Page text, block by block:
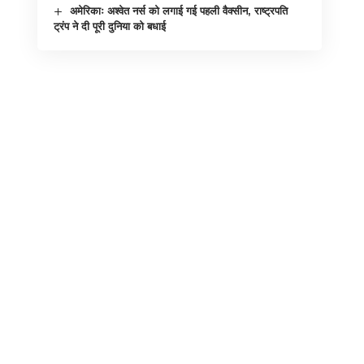
अमेरिकाः अश्वेत नर्स को लगाई गई पहली वैक्सीन, राष्ट्रपति
ट्रंप ने दी पूरी दुनिया को बधाई